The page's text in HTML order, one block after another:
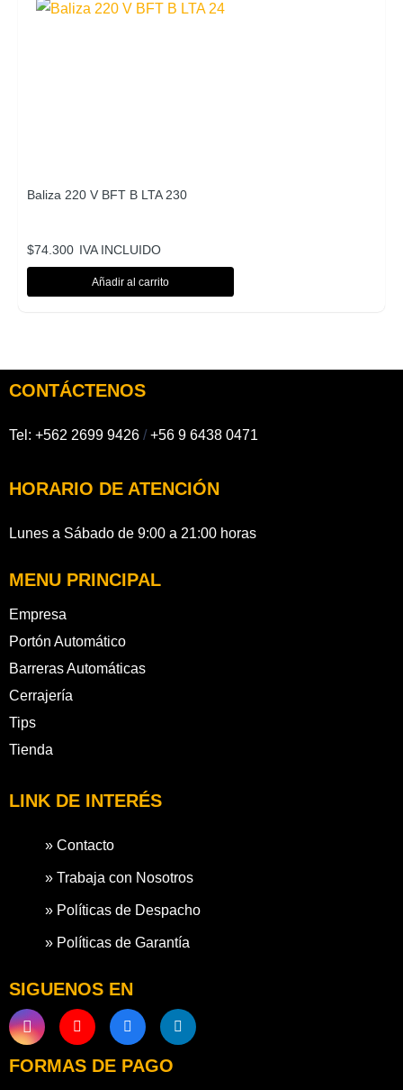
Baliza 220 V BFT B LTA 230
$74.300 IVA INCLUIDO
Añadir al carrito
CONTÁCTENOS
Tel: +562 2699 9426 / +56 9 6438 0471
HORARIO DE ATENCIÓN
Lunes a Sábado de 9:00 a 21:00 horas
MENU PRINCIPAL
Empresa
Portón Automático
Barreras Automáticas
Cerrajería
Tips
Tienda
LINK DE INTERÉS
» Contacto
» Trabaja con Nosotros
» Políticas de Despacho
» Políticas de Garantía
SIGUENOS EN
FORMAS DE PAGO